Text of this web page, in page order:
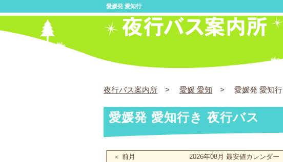
愛媛発 愛知行
夜行バス案内所 > 愛媛 愛知 > 愛媛発 愛知行
愛媛発 愛知行き 夜行バス
＜ 前月 2026年08月 最安値カレンダー